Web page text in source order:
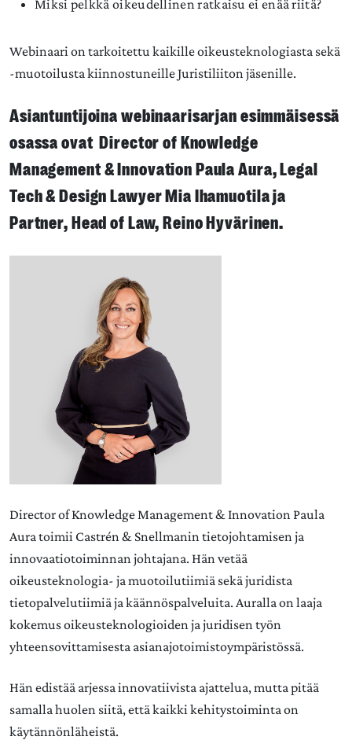
Miksi pelkkä oikeudellinen ratkaisu ei enää riitä?
Webinaari on tarkoitettu kaikille oikeusteknologiasta sekä
-muotoilusta kiinnostuneille Juristiliiton jäsenille.
Asiantuntijoina webinaarisarjan esimmäisessä
osassa ovatDirector of Knowledge
Management & Innovation Paula Aura,Legal
Tech & Design Lawyer Mia Ihamuotila ja
Partner, Head of Law, Reino Hyvärinen.
Director of Knowledge Management & Innovation Paula
Auratoimii Castrén & Snellmanin tietojohtamisen ja
innovaatiotoiminnan johtajana. Hän vetää
oikeusteknologia- ja muotoilutiimiä sekä juridista
tietopalvelutiimiä ja käännöspalveluita. Auralla on laaja
kokemus oikeusteknologioiden ja juridisen työn
yhteensovittamisesta asianajotoimistoympäristössä.
Hän edistää arjessa innovatiivista ajattelua, mutta pitää
samalla huolen siitä, että kaikki kehitystoiminta on
käytännönläheistä.